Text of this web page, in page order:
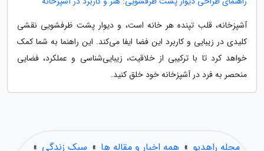
آشپزخانه، قلب تپنده هر خانه است، و دیوار پشت ظرفشویی نقشی
کلیدی در زیبایی و کاربرد این فضا ایفا می‌کند. این راهنما به شما کمک
خواهد کرد تا با ترکیبی از خلاقیت، زیبایی‌شناسی و عملکرد، فضایی
منحصر به فرد در آشپزخانه خود خلق کنید.
مجله راهدیو » همه اخبار و مقاله ها » سبک زندگی »